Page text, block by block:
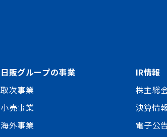
日販グループの事業
取次事業
小売事業
海外事業
IR情報
株主総
決算情
電子公